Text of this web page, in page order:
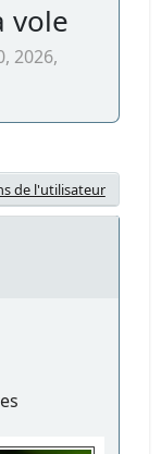
vole
2026,
de l'utilisateur